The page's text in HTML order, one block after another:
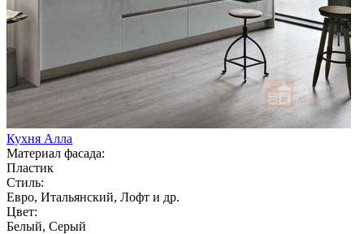
Кухня Алла
Материал фасада:
Пластик
Стиль:
Евро, Итальянский, Лофт и др.
Цвет:
Белый, Серый